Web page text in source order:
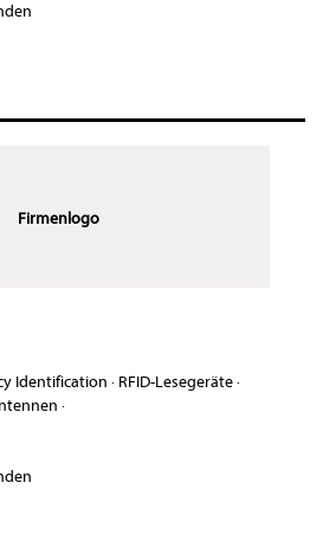
Firmenlogo
Identification · RFID-Lesegeräte·
·